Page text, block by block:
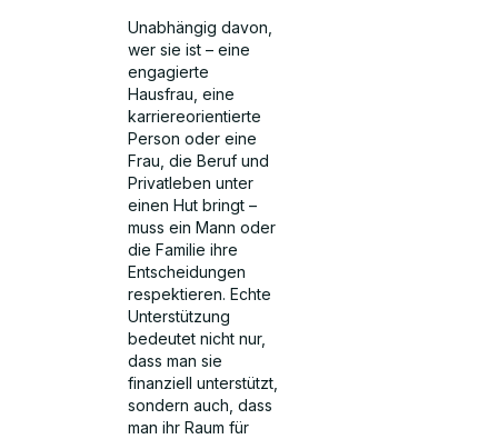
Unabhängig davon,
wer sie ist – eine
engagierte
Hausfrau, eine
karriereorientierte
Person oder eine
Frau, die Beruf und
Privatleben unter
einen Hut bringt –
muss ein Mann oder
die Familie ihre
Entscheidungen
respektieren. Echte
Unterstützung
bedeutet nicht nur,
dass man sie
finanziell unterstützt,
sondern auch, dass
man ihr Raum für